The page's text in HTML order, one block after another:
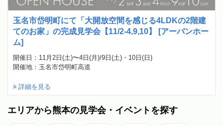
玉名市岱明町にて「大開放空間を感じる4LDKの2階建
てのお家」の完成見学会【11/2-4,9,10】 [アーバンホー
ム]
開催日：11月2日(土)〜4日(月)/9日(土)・10日(日)
開催地：玉名市岱明町高道
詳細を見る
エリアから熊本の見学会・イベントを探す